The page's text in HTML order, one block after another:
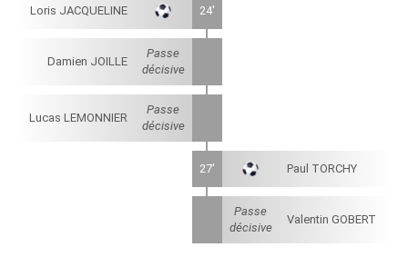
Loris JACQUELINE 24'
Damien JOILLE
Passe
décisive
Lucas LEMONNIER
Passe
décisive
27' Paul TORCHY
Passe
décisive
Valentin GOBERT